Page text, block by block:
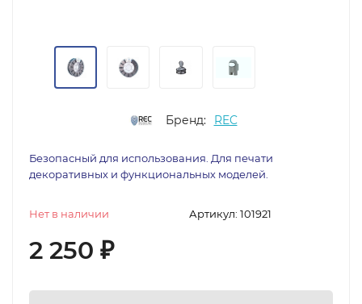
Бренд: REC
Безопасный для использования. Для печати
декоративных и функциональных моделей.
Артикул: 101921
Нет в наличии
2 250 ₽